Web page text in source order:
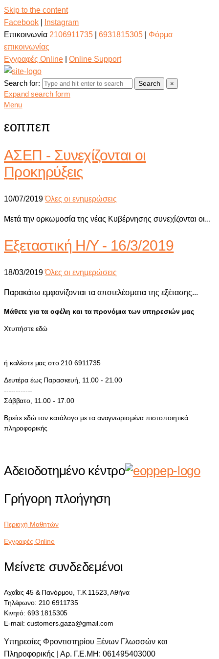
Skip to the content
Facebook
Instagram
Επικοινωνία 2106911735 6931815305
Φόρμα
επικοινωνίας
Εγγραφές Online
Online Support
Search for: Search ×
Expand search form
Menu
εοππεπ
ΑΣΕΠ - Συνεχίζονται οι
Προκηρύξεις
10/07/2019 Όλες οι ενημερώσεις
Μετά την ορκωμοσία της νέας Κυβέρνησης συνεχίζονται οι...
Εξεταστική Η/Υ - 16/3/2019
18/03/2019 Όλες οι ενημερώσεις
Παρακάτω εμφανίζονται τα αποτελέσματα της εξέτασης...
Μάθετε για τα οφέλη και τα προνόμια των υπηρεσιών μας
Χτυπήστε εδώ
ή καλέστε μας στο 210 6911735
Δευτέρα έως Παρασκευή, 11.00 - 21.00
------------
Σάββατο, 11.00 - 17.00
Βρείτε εδώ τον κατάλογο με τα αναγνωρισμένα πιστοποιητικά
πληροφορικής
Αδειοδοτημένο κέντρο
Γρήγορη πλοήγηση
Περιοχή Μαθητών
Εγγραφές Online
Μείνετε συνδεδεμένοι
Αχαΐας 45 & Πανόρμου, Τ.Κ 11523, Αθήνα
Τηλέφωνο: 210 6911735
Κινητό: 693 1815305
E-mail: customers.gaza@gmail.com
Υπηρεσίες Φροντιστηρίου Ξένων Γλωσσών και
Πληροφορικής | Αρ. Γ.Ε.ΜΗ: 061495403000